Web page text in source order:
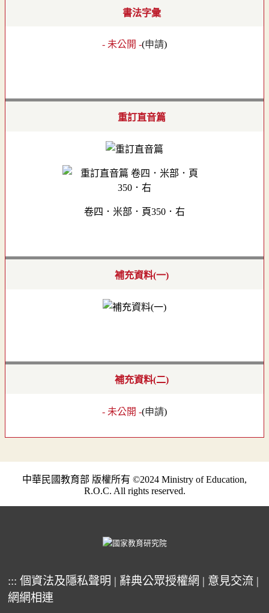
書法字彙
- 未公開 -(申請)
重訂直音篇
卷四．米部．頁350．右
補充資料(一)
補充資料(二)
- 未公開 -(申請)
中華民國教育部 版權所有 ©2024 Ministry of Education,
R.O.C. All rights reserved.
::: 個資法及隱私聲明 | 辭典公眾授權網 | 意見交流 |
網網相連